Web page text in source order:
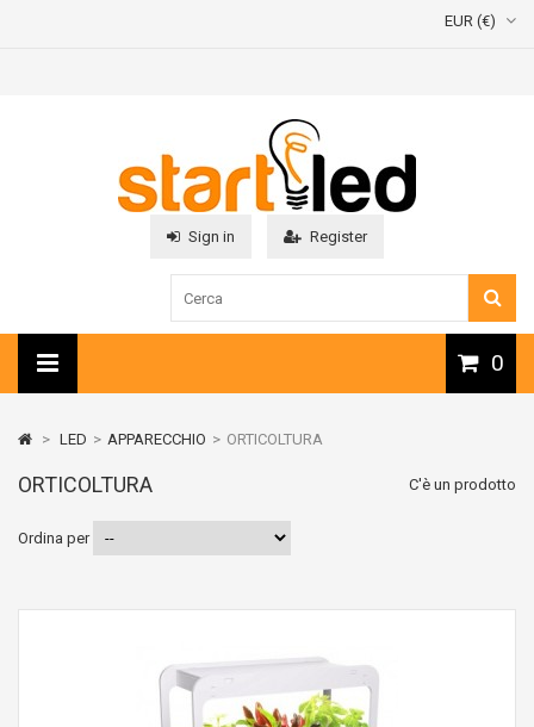
EUR (€)
Sign in Register
0
> LED > APPARECCHIO > ORTICOLTURA
ORTICOLTURA C'è un prodotto
Ordina per